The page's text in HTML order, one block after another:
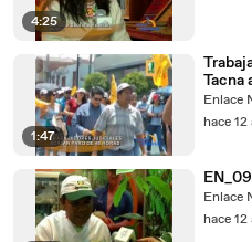
4:25
1:47
Tacna
Enlace
hace
Enlace
hace